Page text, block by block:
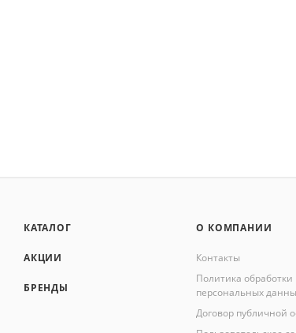
КАТАЛОГ
АКЦИИ
БРЕНДЫ
О КОМПАНИИ
Контакты
Политика обработки
персональных
Договор публичной